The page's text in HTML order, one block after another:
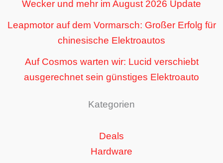
Wecker und mehr im August 2026 Update
Leapmotor auf dem Vormarsch: Großer Erfolg für
chinesische Elektroautos
Auf Cosmos warten wir: Lucid verschiebt
ausgerechnet sein günstiges Elektroauto
Kategorien
Deals
Hardware